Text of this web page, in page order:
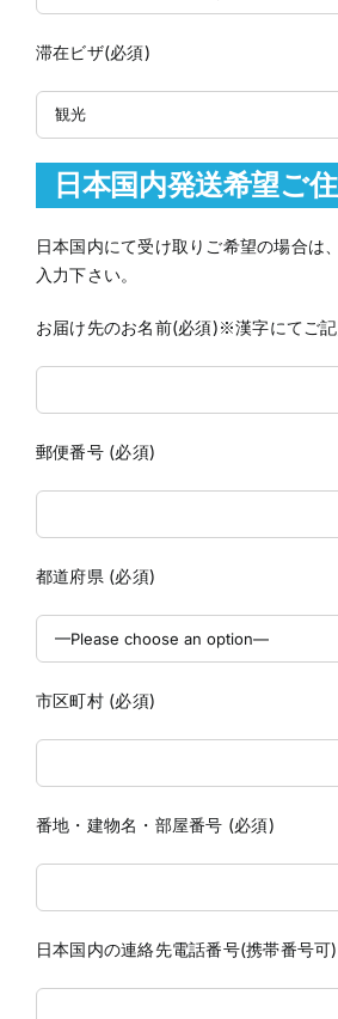
滞在ビザ(必須)
日本国内発送希望ご
日本国内にて受け取りご希望の場合は
入力下さい。
お届け先のお名前(必須)※漢字にてご記
郵便番号 (必須)
都道府県 (必須)
市区町村 (必須)
番地・建物名・部屋番号 (必須)
日本国内の連絡先電話番号(携帯番号可